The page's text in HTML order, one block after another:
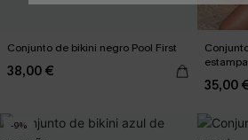
Conjunto de bikini negro Pool First
38,00 €
35,00
-9%